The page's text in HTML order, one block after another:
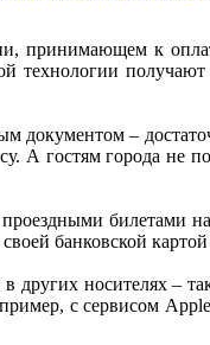
принимающем к
технологии
документом –
А гостям города не
билетами
банковской
носителях –
с сервисом